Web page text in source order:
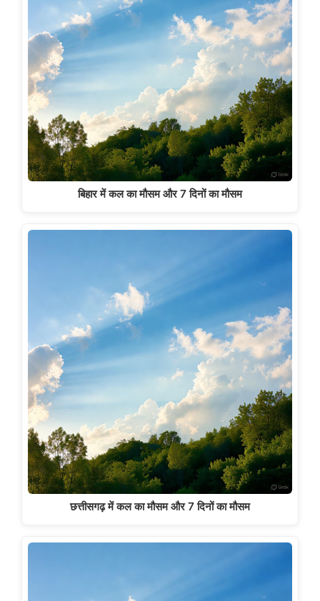
बिहार में कल का मौसम और 7 दिनों का मौसम
छत्तीसगढ़ में कल का मौसम और 7 दिनों का मौसम